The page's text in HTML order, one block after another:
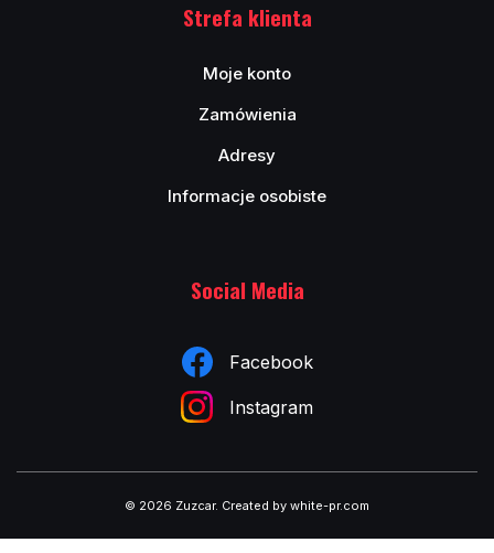
Strefa klienta
Moje konto
Zamówienia
Adresy
Informacje osobiste
Social Media
Facebook
Instagram
© 2026 Zuzcar. Created by white-pr.com